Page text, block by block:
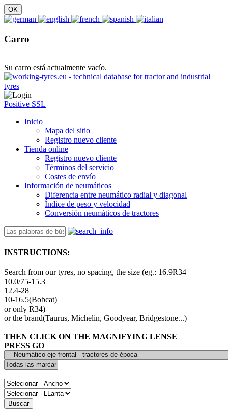
Carro
Su carro está actualmente vacío.
Positive SSL
Inicio
Mapa del sitio
Registro nuevo cliente
Tienda online
Registro nuevo cliente
Términos del servicio
Costes de envío
Información de neumáticos
Diferencia entre neumático radial y diagonal
Índice de peso y velocidad
Conversión neumáticos de tractores
INSTRUCTIONS:
Search from our tyres, no spacing, the size (eg.: 16.9R34
10.0/75-15.3
12.4-28
10-16.5(Bobcat)
or only R34)
or the brand(Taurus, Michelin, Goodyear, Bridgestone...)
THEN CLICK ON THE MAGNIFYING LENSE
PRESS GO